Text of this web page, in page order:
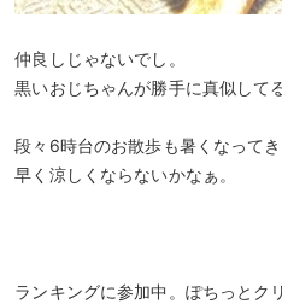
仲良しじゃないでし。
黒いおじちゃんが勝手に真似して
段々6時台のお散歩も暑くなって
早く涼しくならないかなぁ。
ランキングに参加中。ぽちっとク